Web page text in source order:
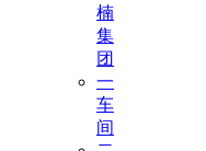
楠
集
团
一
车
间